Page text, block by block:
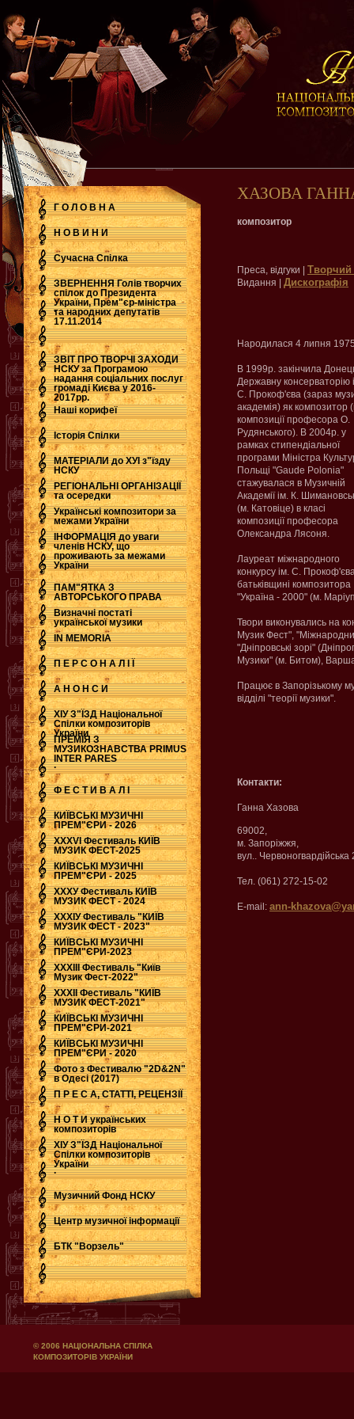
Г О Л О В Н А
Н О В И Н И
Сучасна Cпілка
ЗВЕРНЕННЯ Голів творчих
спілок до Президента
України, Прем"єр-міністра
та народних депутатів
17.11.2014
.
ЗВІТ ПРО ТВОРЧІ ЗАХОДИ
НСКУ за Програмою
надання соціальних послуг
громаді Києва у 2016-
2017рр.
.
Наші корифеї
Історія Спілки
МАТЕРІАЛИ до ХУІ з"їзду
НСКУ
РЕГІОНАЛЬНІ ОРГАНІЗАЦІЇ
та осередки
Українські композитори за
межами України
ІНФОРМАЦІЯ до уваги
членів НСКУ, що
проживають за межами
України
ПАМ"ЯТКА З
АВТОРСЬКОГО ПРАВА
Визначні постаті
української музики
IN MEMORIA
П Е Р С О Н А Л І Ї
А Н О Н С И
ХІУ З"ЇЗД Національної
Спілки композиторів
України
ПРЕМІЯ З
МУЗИКОЗНАВСТВА PRIMUS
INTER PARES
.
Ф Е С Т И В А Л І
КИЇВСЬКІ МУЗИЧНІ
ПРЕМ"ЄРИ - 2026
ХХХVI Фестиваль КИЇВ
МУЗИК ФЕСТ-2025
КИЇВСЬКІ МУЗИЧНІ
ПРЕМ"ЄРИ - 2025
ХХХУ Фестиваль КИЇВ
МУЗИК ФЕСТ - 2024
ХХХІУ Фестиваль "КИЇВ
МУЗИК ФЕСТ - 2023"
КИЇВСЬКІ МУЗИЧНІ
ПРЕМ"ЄРИ-2023
ХХХІІІ Фестиваль "Київ
Музик Фест-2022"
ХХХІІ Фестиваль "КИЇВ
МУЗИК ФЕСТ-2021"
КИЇВСЬКІ МУЗИЧНІ
ПРЕМ"ЄРИ-2021
КИЇВСЬКІ МУЗИЧНІ
ПРЕМ"ЄРИ - 2020
Фото з Фестивалю "2D&2N"
в Одесі (2017)
П Р Е С А, СТАТТІ, РЕЦЕНЗІЇ
Н О Т И українських
композиторів
ХІУ З"ЇЗД Національної
Спілки композиторів
України
.
Музичний Фонд НСКУ
Центр музичної інформації
БТК "Ворзель"
ХАЗОВА
композитор
Преса, відгуки | Творчий
Видання | Дискографія
Народилася 4 липня
В 1999р. закінчила
Державну консерваторію
С. Прокоф'єва (зараз
академія) як композитор
композиції професора О.
Рудянського). В 2004р. у
рамках стипендіальної
програми Міністра
Польщі "Gaude Polonia"
стажувалася в Музичній
Академії ім. К.
(м. Катовіце) в класі
композиції професора
Олександра Лясоня.
Лауреат міжнародного
конкурсу ім. С.
батьківщині композитора
"Україна - 2000" (м.
Твори виконувались на
Музик Фест",
"Дніпровські зорі"
Музики" (м. Битом),
Працює в Запорізькому
відділі "теорії музики".
Контакти:
Ганна Хазова
69002,
м. Запоріжжя,
вул.. Червоногвардійська
Тел. (061) 272-15-02
E-mail: ann-
© 2006 НАЦІОНАЛЬНА СПІЛКА
КОМПОЗИТОРІВ УКРАЇНИ